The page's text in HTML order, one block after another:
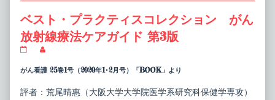
ベスト・プラクティスコレクション がん
放射線療法ケアガイド 第3版
ト・
ク
posts
author
がん看護 25巻1号（2020年1･2月号）「BOOK」より
評者：荒尾晴惠（大阪大学大学院医学系研究科保健学専攻）